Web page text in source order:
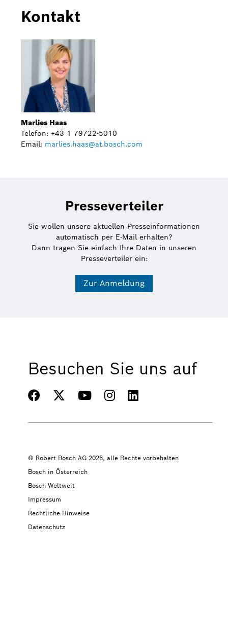
Kontakt
Marlies Haas
Telefon: +43 1 79722-5010
Email: marlies.haas@at.bosch.com
Presseverteiler
Sie wollen unsere aktuellen Presseinformationen
automatisch per E-Mail erhalten?
Dann tragen Sie einfach Ihre Daten in unseren
Presseverteiler ein:
Zur Anmeldung
Besuchen Sie uns auf
© Robert Bosch AG 2026, alle Rechte vorbehalten
Bosch in Österreich
Bosch Weltweit
Impressum
Rechtliche Hinweise
Datenschutz